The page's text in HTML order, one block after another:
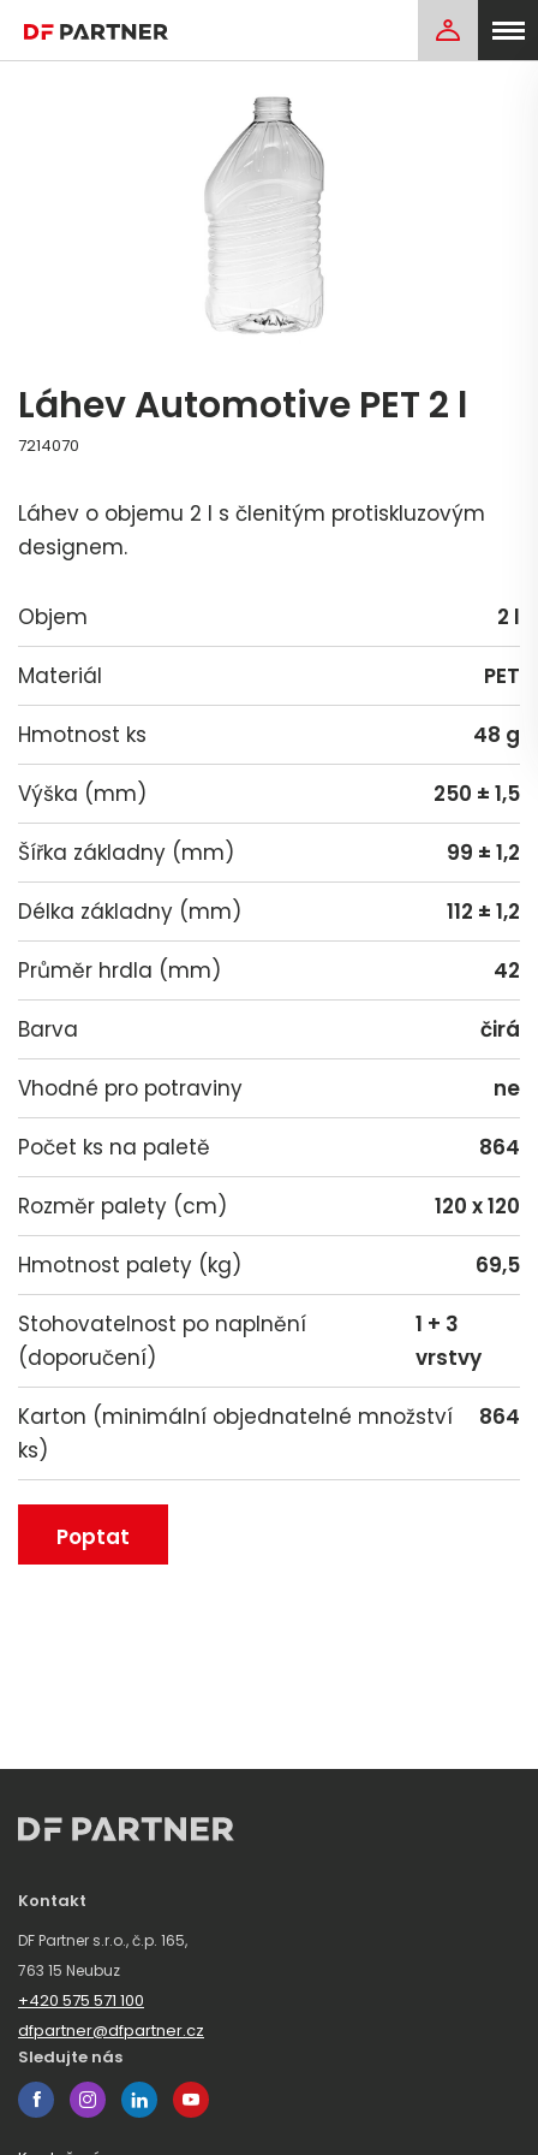
Láhev Automotive PET 2 l
7214070
Láhev o objemu 2 l s členitým protiskluzovým
designem.
Objem 2 l
Materiál PET
Hmotnost ks 48 g
Výška (mm) 250 ± 1,5
Šířka základny (mm) 99 ± 1,2
Délka základny (mm) 112 ± 1,2
Průměr hrdla (mm) 42
Barva čirá
Vhodné pro potraviny ne
Počet ks na paletě 864
Rozměr palety (cm) 120 x 120
Hmotnost palety (kg) 69,5
Stohovatelnost po naplnění
(doporučení)
1 + 3
vrstvy
Karton (minimální objednatelné množství
ks)
864
Poptat
Kontakt
DF Partner s.r.o., č.p. 165,
763 15 Neubuz
+420 575 571 100
dfpartner@dfpartner.cz
Sledujte nás